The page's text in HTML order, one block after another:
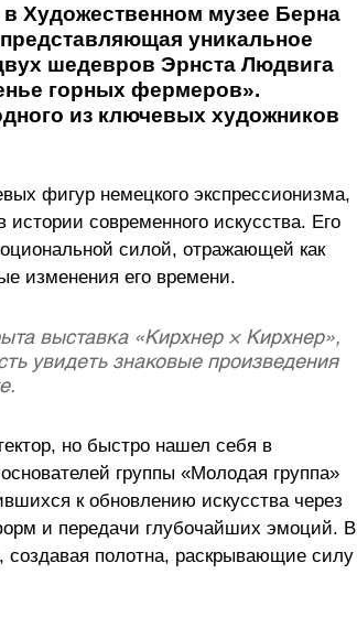
в Художественном музее Берна
уникальное
шедевров Эрнста Людвига
горных фермеров».
из ключевых художников
фигур немецкого экспрессионизма,
современного искусства. Его
силой, отражающей как
изменения его времени.
выставка «Кирхнер × Кирхнер»,
увидеть знаковые произведения
но быстро нашел себя в
группы «Молодая группа»
к обновлению искусства через
и передачи глубочайших эмоций. В
создавая полотна, раскрывающие силу